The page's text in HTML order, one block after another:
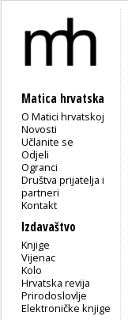
Matica hrvatska
O Matici hrvatskoj
Novosti
Učlanite se
Odjeli
Ogranci
Društva prijatelja i
partneri
Kontakt
Izdavaštvo
Knjige
Vijenac
Kolo
Hrvatska revija
Prirodoslovlje
Elektroničke knjige